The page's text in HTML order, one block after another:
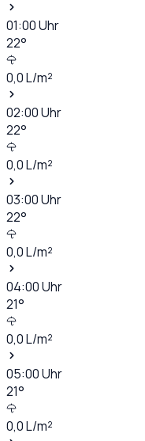
01:00Uhr
22°
0,0L/m²
02:00Uhr
22°
0,0L/m²
03:00Uhr
22°
0,0L/m²
04:00Uhr
21°
0,0L/m²
05:00Uhr
21°
0,0L/m²